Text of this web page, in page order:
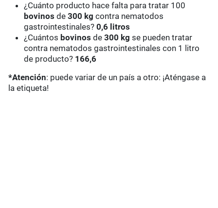
¿Cuánto producto hace falta para tratar 100
bovinos de300 kgcontra nematodos
gastrointestinales? 0,6 litros
¿Cuántos bovinos de300 kg se pueden tratar
contra nematodos gastrointestinales con 1 litro
de producto? 166,6
*Atención: puede variar de un país a otro: ¡Aténgase a
la etiqueta!